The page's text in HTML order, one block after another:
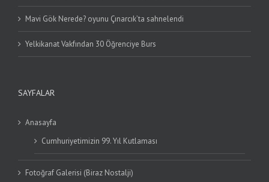
Mavi Gök Nerede? oyunu Çınarcık’ta sahnelendi
Yelkikanat Vakfından 30 Öğrenciye Burs
SAYFALAR
Anasayfa
Cumhuriyetimizin 99. Yıl Kutlaması
Fotoğraf Galerisi (Biraz Nostalji)